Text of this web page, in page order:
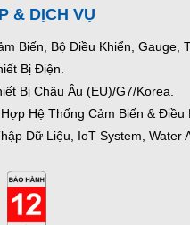
& DỊCH VỤ
Biến, Bộ Điều Khiển, Gauge,
Bị Điện.
Bị Châu Âu (EU)/G7/Korea.
Hệ Thống Cảm Biến & Điều
Dữ Liệu, IoT System, Water